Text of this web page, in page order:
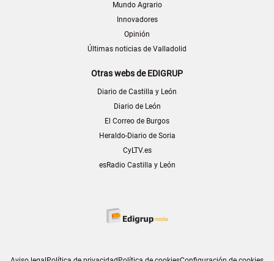
Mundo Agrario
Innovadores
Opinión
Últimas noticias de Valladolid
Otras webs de EDIGRUP
Diario de Castilla y León
Diario de León
El Correo de Burgos
Heraldo-Diario de Soria
CyLTV.es
esRadio Castilla y León